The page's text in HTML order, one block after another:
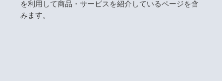
を利用して商品・サービスを紹介しているページを含
みます。